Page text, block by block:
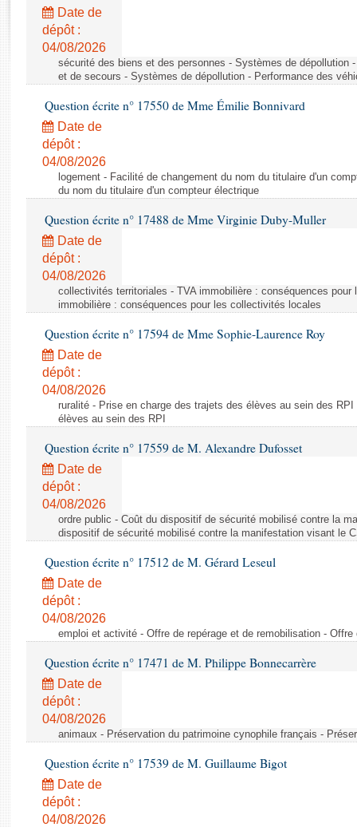
Rapports législatifs
Rapports sur l'application des lois
Baromètre de l’application des lois
Dossiers législatifs
Budget et sécurité sociale
Questions écrites et orales
Comptes rendus des débats
Date de
dépôt :
04/08/2026
sécurité des biens et des personnes - Systèmes de dépollution
et de secours - Systèmes de dépollution - Performance des
Question écrite n° 17550 de Mme Émilie Bonnivard
Date de
dépôt :
04/08/2026
logement - Facilité de changement du nom du titulaire d'un
du nom du titulaire d'un compteur électrique
Question écrite n° 17488 de Mme Virginie Duby-Muller
Date de
dépôt :
04/08/2026
collectivités territoriales - TVA immobilière : conséquences
immobilière : conséquences pour les collectivités locales
Question écrite n° 17594 de Mme Sophie-Laurence Roy
Date de
dépôt :
04/08/2026
ruralité - Prise en charge des trajets des élèves au sein des
élèves au sein des RPI
Question écrite n° 17559 de M. Alexandre Dufosset
Date de
dépôt :
04/08/2026
ordre public - Coût du dispositif de sécurité mobilisé contre la
dispositif de sécurité mobilisé contre la manifestation visant le
Question écrite n° 17512 de M. Gérard Leseul
Date de
dépôt :
04/08/2026
emploi et activité - Offre de repérage et de remobilisation -
Question écrite n° 17471 de M. Philippe Bonnecarrère
Date de
dépôt :
04/08/2026
animaux - Préservation du patrimoine cynophile français -
Question écrite n° 17539 de M. Guillaume Bigot
Date de
dépôt :
04/08/2026